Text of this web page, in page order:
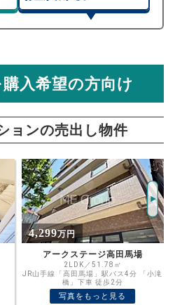
ュレーション
万円
年
%
万円
シミュレーター
自動で算出され、手元に残る
町Sta
万円
査定額や希望売却価
するのもおすすめ◎
入希望の方向け
ョンの売出し物件
27,000万円
クラッシィタワー新宿御苑 17階
2LDK／74.92㎡
東京メトロ丸ノ内線「新宿御苑前」駅徒
歩4分
写真をもっと見る